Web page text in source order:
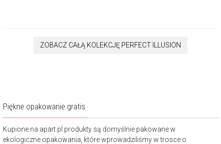
ZOBACZ CAŁĄ KOLEKCJĘ PERFECT ILLUSION
Piękne opakowanie gratis
Kupione na apart.pl produkty są domyślnie pakowane w
ekologiczne opakowania, które wprowadziliśmy w trosce o